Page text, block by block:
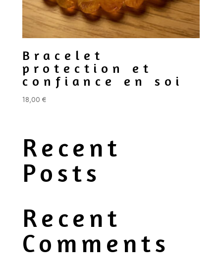
Bracelet
protection et
confiance en soi
18,00 €
Recent
Posts
Recent
Comments